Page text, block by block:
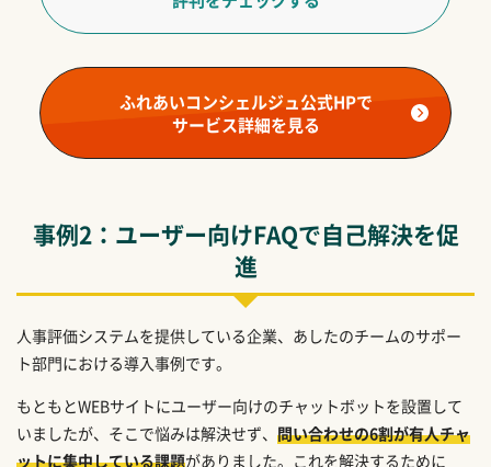
ふれあいコンシェルジュ公式HPで
サービス詳細を見る
事例2：ユーザー向けFAQで自己解決を促
進
人事評価システムを提供している企業、あしたのチームのサポー
ト部門における導入事例です。
もともとWEBサイトにユーザー向けのチャットボットを設置して
いましたが、そこで悩みは解決せず、 問い合わせの6割が有人チャ
ットに集中している課題がありました。これを解決するために